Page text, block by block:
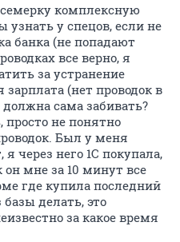
комплексную
узнать у спецов, если не
банка (не попадают
все верно, я
за устранение
зарплата (нет проводок в
сама забивать?
просто не понятно
Был у меня
через него 1С покупала,
мне за 10 минут все
где купила последний
делать, это
за какое время